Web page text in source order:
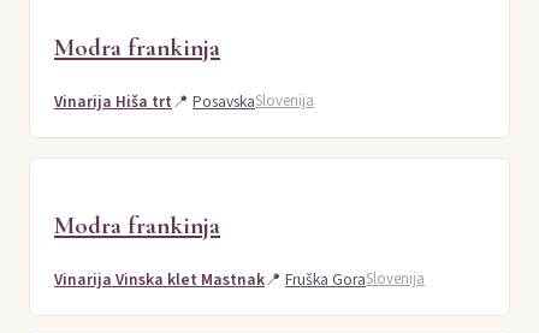
Modra frankinja
Vinarija Hiša trt📍 PosavskaSlovenija
Modra frankinja
Vinarija Vinska klet Mastnak📍 Fruška GoraSlovenija